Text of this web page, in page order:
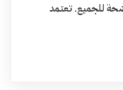
للجميع. تعتمد